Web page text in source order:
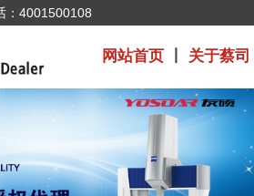
：4001500108
网站首页丨 关于蔡司